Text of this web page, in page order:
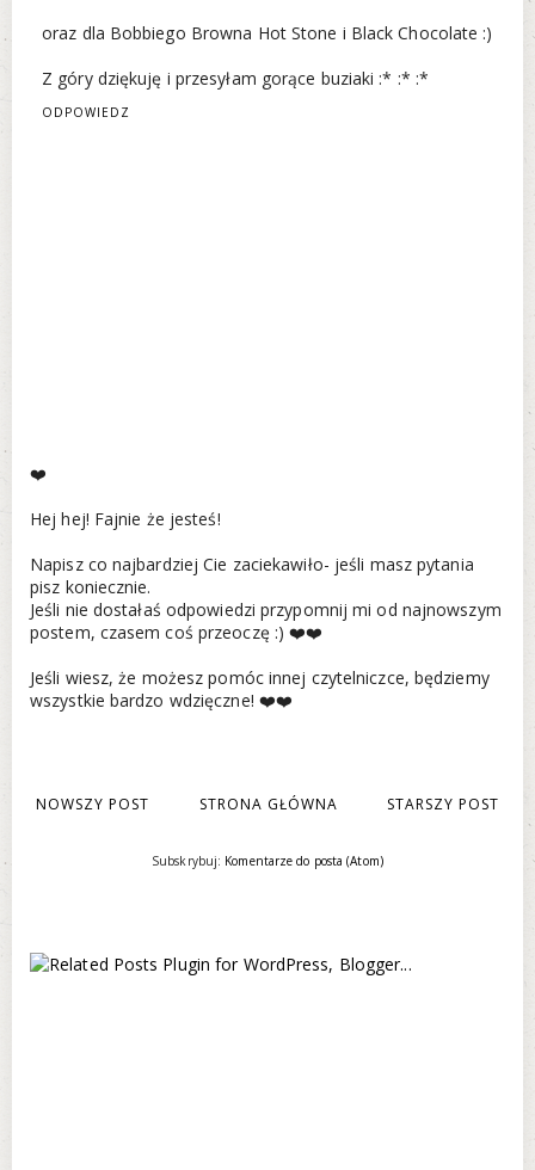
oraz dla Bobbiego Browna Hot Stone i Black Chocolate :)
Z góry dziękuję i przesyłam gorące buziaki :* :* :*
ODPOWIEDZ
❤️
Hej hej! Fajnie że jesteś!
Napisz co najbardziej Cie zaciekawiło- jeśli masz pytania
pisz koniecznie.
Jeśli nie dostałaś odpowiedzi przypomnij mi od najnowszym
postem, czasem coś przeoczę :) ❤️❤️
Jeśli wiesz, że możesz pomóc innej czytelniczce, będziemy
wszystkie bardzo wdzięczne! ❤️❤️
NOWSZY POST STARSZY POST
STRONA GŁÓWNA
Subskrybuj: Komentarze do posta (Atom)